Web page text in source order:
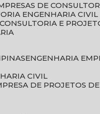
DE
ENGENHARIA CIVIL
E
ENGENHARIA
CIVIL
DE PROJETOS